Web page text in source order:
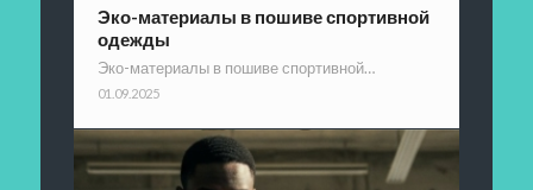
Эко-материалы в пошиве спортивной
одежды
Эко-материалы в пошиве спортивной…
01.09.2025